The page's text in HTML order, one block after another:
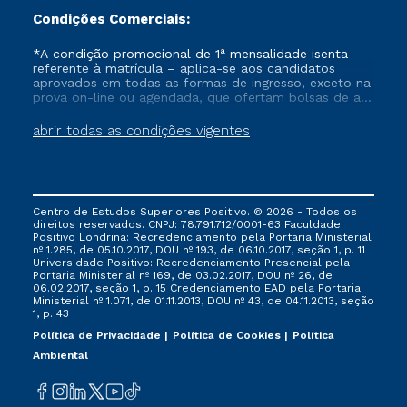
Condições Comerciais:
abrir todas as condições vigentes
*A condição promocional de 1ª mensalidade isenta –
referente à matrícula – aplica-se aos candidatos
aprovados em todas as formas de ingresso, exceto na
prova on-line ou agendada, que ofertam bolsas de até
vigente, que ainda não tenham efetivado e/ou não
tenham cancelado ou trancado sua matrícula em uma
via FIES, Prouni e outros programas governamentais, e
não se acumula com nenhuma outra campanha
ofertada pela Instituição.
Centro de Estudos Superiores Positivo. © 2026 - Todos os
direitos reservados. CNPJ: 78.791.712/0001-63 Faculdade
Positivo Londrina: Recredenciamento pela Portaria Ministerial
nº 1.285, de 05.10.2017, DOU nº 193, de 06.10.2017, seção 1, p. 11
Universidade Positivo: Recredenciamento Presencial ​pela
Portaria Ministerial nº 169, de 03.02.2017, DOU nº 26, de
06.02.2017, seção 1, p. 15 Credenciamento EAD pela Portaria
Ministerial nº 1.071, de 01.11.2013, DOU nº 43, de 04.11.2013, seção
1, p. 43
Política de Privacidade
Política de Cookies
Política
Ambiental